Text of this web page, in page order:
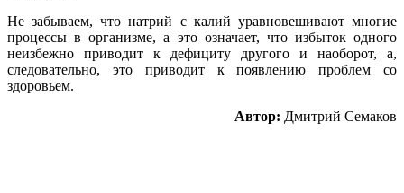
Не забываем, что натрий с калий уравновешивают многие
процессы в организме, а это означает, что избыток одного
неизбежно приводит к дефициту другого и наоборот, а,
следовательно, это приводит к появлению проблем со
здоровьем.
Автор: Дмитрий Семаков